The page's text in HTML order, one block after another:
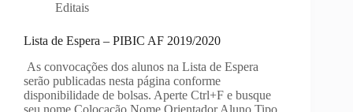
Editais
Lista de Espera – PIBIC AF 2019/2020
As convocações dos alunos na Lista de Espera
serão publicadas nesta página conforme
disponibilidade de bolsas. Aperte Ctrl+F e busque
seu nome Colocação Nome Orientador Aluno Tipo